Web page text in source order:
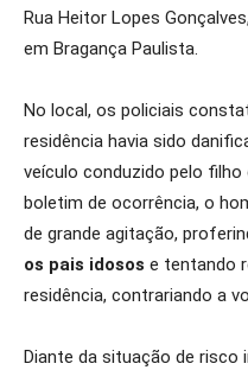
Rua Heitor Lopes
em Bragança Paulista.
No local, os policiais
residência havia sido
veículo conduzido pelo
boletim de ocorrência, o
de grande agitação,
os pais idosos e tentando
residência, contrariando a
Diante da situação de risco